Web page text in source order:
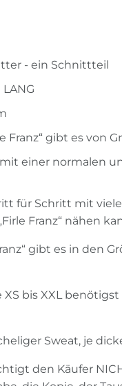
- ein Schnittteil
gibt es von
einer normalen
für Schritt mit
Franz“ nähen
gibt es in den
XS bis XXL benötigst
Sweat, je
den Käufer